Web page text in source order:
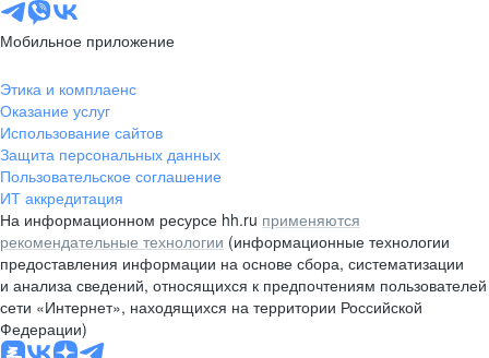
Мобильное приложение
Этика и комплаенс
Оказание услуг
Использование сайтов
Защита персональных данных
Пользовательское соглашение
ИТ аккредитация
На информационном ресурсе hh.ru применяются
рекомендательные технологии (информационные технологии
предоставления информации на основе сбора, систематизации
и анализа сведений, относящихся к предпочтениям пользователей
сети «Интернет», находящихся на территории Российской
Федерации)